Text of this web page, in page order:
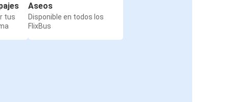
tus
Aseos
Disponible en todos los
FlixBus